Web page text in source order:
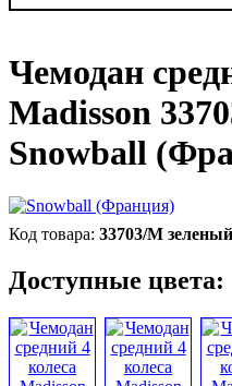
Чемодан
Madisson
Snowball
33703/M зеленый
Доступные цвета: